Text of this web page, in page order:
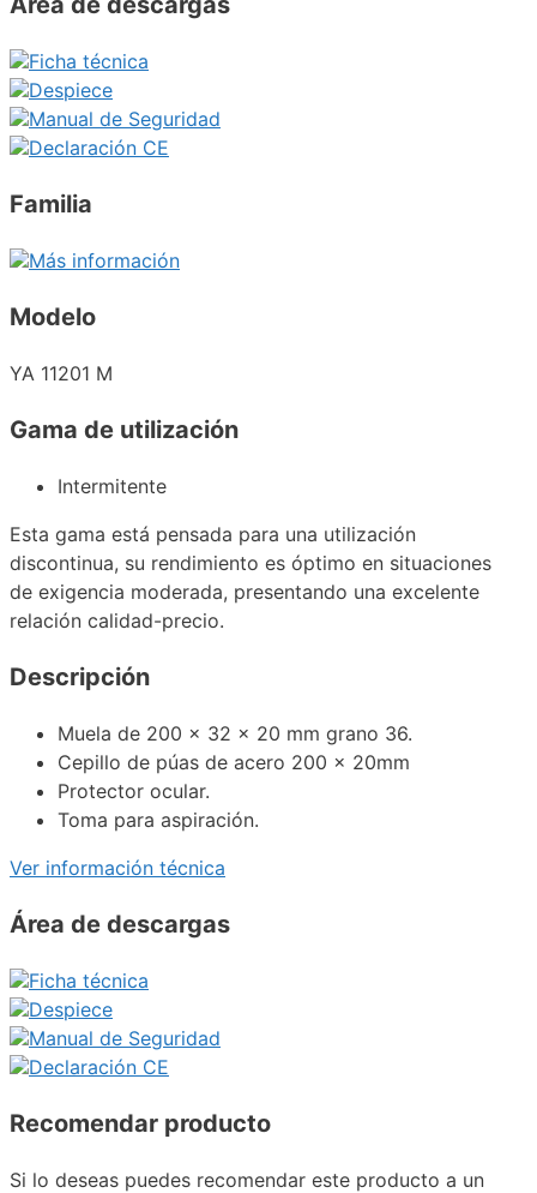
Ficha técnica
Despiece
Manual de Seguridad
Declaración CE
Familia
Más información
Modelo
YA 11201 M
Gama de utilización
Intermitente
Esta gama está pensada para una utilización
discontinua, su rendimiento es óptimo en situaciones
de exigencia moderada, presentando una excelente
relación calidad-precio.
Descripción
Muela de 200 x 32 x 20 mm grano 36.
Cepillo de púas de acero 200 x 20mm
Protector ocular.
Toma para aspiración.
Ver información técnica
Área de descargas
Ficha técnica
Despiece
Manual de Seguridad
Declaración CE
Recomendar producto
Si lo deseas puedes recomendar este producto a un